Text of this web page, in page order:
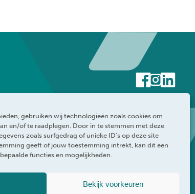
gebruiken wij technologieën zoals cookies om
en/of te raadplegen. Door in te stemmen met deze
zoals surfgedrag of unieke ID's op deze site
geeft of jouw toestemming intrekt, kan dit een
functies en mogelijkheden.
Bekijk voorkeuren